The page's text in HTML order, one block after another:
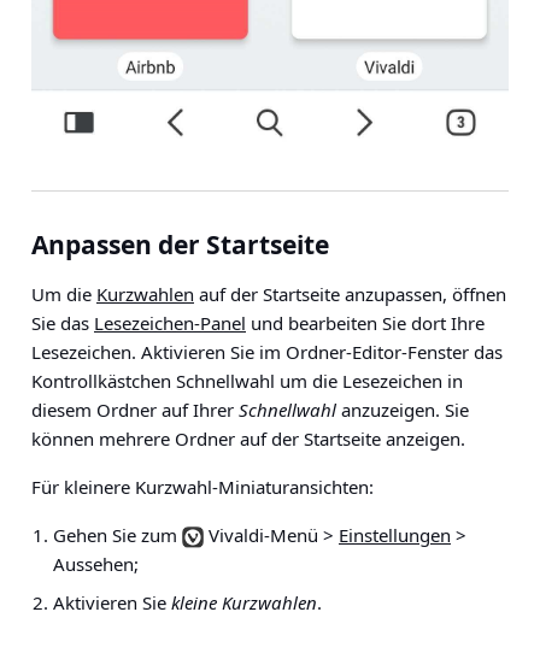
Anpassen der Startseite
Um die Kurzwahlen auf der Startseite anzupassen, öffnen
Sie das Lesezeichen-Panel und bearbeiten Sie dort Ihre
Lesezeichen. Aktivieren Sie im Ordner-Editor-Fenster das
Kontrollkästchen Schnellwahl um die Lesezeichen in
diesem Ordner auf Ihrer Schnellwahl anzuzeigen. Sie
können mehrere Ordner auf der Startseite anzeigen.
Für kleinere Kurzwahl-Miniaturansichten:
Gehen Sie zum
Vivaldi-Menü > Einstellungen >
Aussehen;
Aktivieren Sie kleine Kurzwahlen.